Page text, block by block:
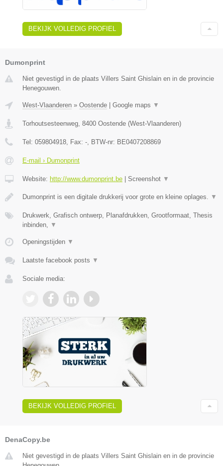
BEKIJK VOLLEDIG PROFIEL
Dumonprint
Niet gevestigd in de plaats Villers Saint Ghislain en in de provincie
Henegouwen.
West-Vlaanderen » Oostende Google maps ▼
Torhoutsesteenweg 8400 Oostende (West-Vlaanderen)
Tel: 059804918 , Fax: - , BTW-nr: BE0407208869
E-mail › Dumonprint
Website: http://www.dumonprint.be Screenshot ▼
Dumonprint is een digitale drukkerij voor grote en kleine oplages. ▼
Drukwerk, Grafisch ontwerp, Planafdrukken, Grootformaat, Thesis
inbinden,
▼
Openingstijden ▼
Laatste facebook posts ▼
Sociale media:
BEKIJK VOLLEDIG PROFIEL
DenaCopy.be
Niet gevestigd in de plaats Villers Saint Ghislain en in de provincie